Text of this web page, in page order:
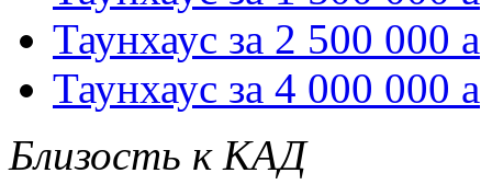
Таунхаус за 2 500 000 a
Таунхаус за 4 000 000 a
Близость к КАД